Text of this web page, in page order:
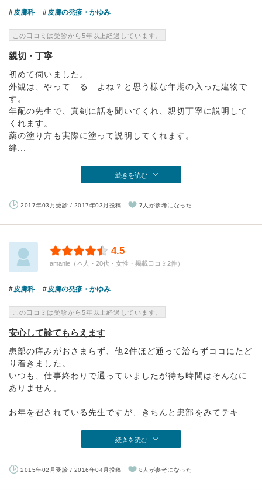
皮膚科 皮膚の発疹・かゆみ
この口コミは受診から5年以上経過しています。
親切・丁寧
初めて伺いました。
外観は、やって…る…よね？と思う様な年期の入った建物で
す。
年配の先生で、真剣に話を聞いてくれ、親切丁寧に説明して
くれます。
薬の塗り方も実際に塗って説明してくれます。
絆...
続きを読む
2017年03月受診 / 2017年03月投稿 7人が参考になった
4.5
amanie（本人・20代・女性・掲載口コミ2件）
皮膚科 皮膚の発疹・かゆみ
この口コミは受診から5年以上経過しています。
安心して診てもらえます
患部の痒みがおさまらず、他2件ほど通って治らずココにたど
り着きました。
いつも、仕事終わりで通っていましたが待ち時間はそんなに
ありません。
お年を召されている先生ですが、きちんと患部をみてテキ...
続きを読む
2015年02月受診 / 2016年04月投稿 8人が参考になった